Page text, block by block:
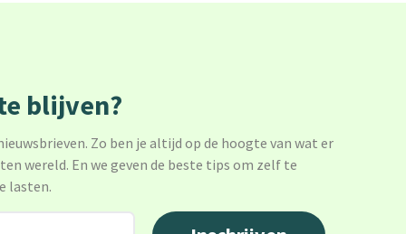
blijven?
Zo ben je altijd op de hoogte van wat er
wereld. En we geven de beste tips om zelf te
lasten.